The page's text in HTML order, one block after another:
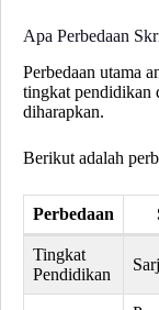
Apa Perbedaan
Perbedaan utama
tingkat pendidikan
diharapkan.
Berikut adalah
Perbedaan
Tingkat
Pendidikan